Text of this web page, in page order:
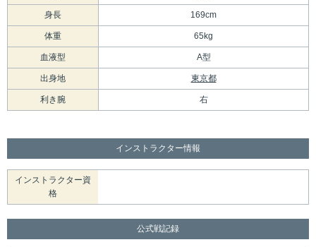
身長 169cm
体重 65kg
血液型 A型
出身地 東京都
利き腕 右
インストラクター情報
インストラクター資
格
公式戦記録